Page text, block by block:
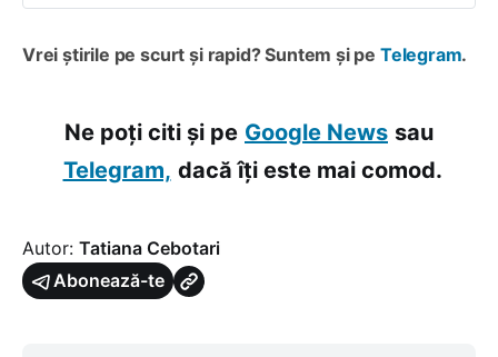
Vrei știrile pe scurt și rapid? Suntem și pe Telegram.
Ne poți citi și pe Google News sau
Telegram, dacă îți este mai comod.
Autor: Tatiana Cebotari
Abonează-te